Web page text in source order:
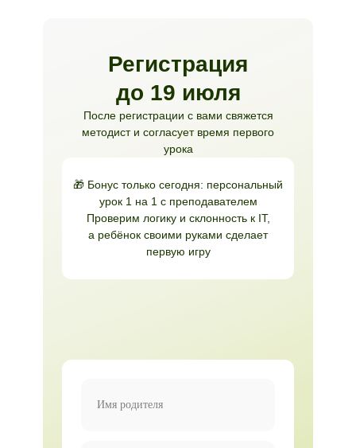
Регистрация
до 19 июля
После регистрации с вами свяжется
методист и согласует время первого
урока
🎁 Бонус только сегодня: персональный
урок 1 на 1 с преподавателем
Проверим логику и склонность к IT,
а ребёнок своими руками сделает
первую игру